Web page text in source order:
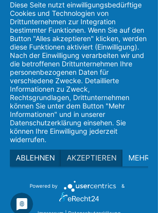
die Möglichkeit, eine gewisse Distanz zum
bisherigen Umfeld aufzubauen, welche
pädagogisch genutzt werden soll.
Hausleitung
SIMON SCHMIDT
​​Basisqualifikation:Erzieher
Zusatzqualifikationen:Fortbildung
"Beziehungsarbeit mit Jungen" (inkl.
Aufbauseminare); pädagogisches
Diese Seite nutzt einwilligungsbedürftige
Cookies und Technologien von
Drittunternehmen zur Integration
bestimmter Funktionen. Wenn Sie auf den
Button "Alles akzeptieren" klicken, werden
diese Funktionen aktiviert (Einwilligung).
Nach der Einwilligung verarbeiten wir und
die betroffenen Drittunternehmen Ihre
personenbezogenen Daten für
verschiedene Zwecke. Detaillierte
Informationen zu Zweck,
Rechtsgrundlagen, Drittunternehmen
können Sie unter dem Button "Mehr
Informationen" und in unserer
Datenschutzerklärung einsehen. Sie
können Ihre Einwilligung jederzeit
widerrufen.
ABLEHNEN AKZEPTIEREN MEHR
Powered by &